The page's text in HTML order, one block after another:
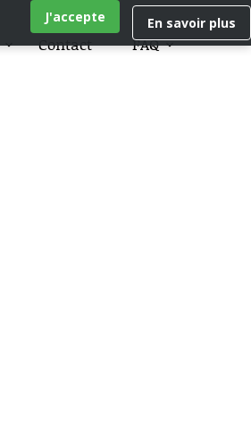
Contact FAQ
J'accepte En savoir plus